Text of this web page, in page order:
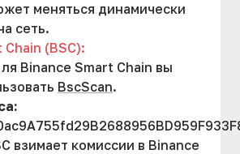
меняться динамически
сеть.
(BSC):
Binance Smart Chain вы
BscScan.
взимает комиссии в Binance